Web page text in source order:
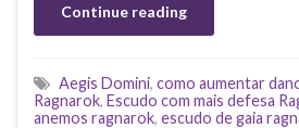
Continue reading
Aegis Domini, como aumentar
Ragnarok, Escudo com mais defesa
anemos ragnarok, escudo de gaia